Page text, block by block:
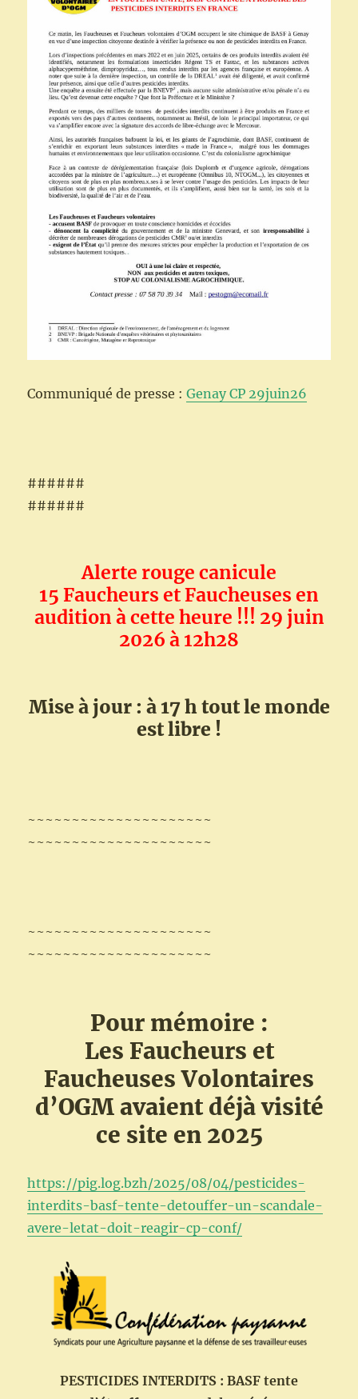
Communiqué de presse :Genay CP 29juin26
######
######
Alerte rouge canicule
15 Faucheurs et Faucheuses en
audition à cette heure !!! 29 juin
2026 à 12h28
Mise à jour : à 17 h tout le monde
est libre !
~~~~~~~~~~~~~~~~~~~~~
~~~~~~~~~~~~~~~~~~~~~
~~~~~~~~~~~~~~~~~~~~~
~~~~~~~~~~~~~~~~~~~~~
Pour mémoire :
Les Faucheurs et
Faucheuses Volontaires
d’OGM avaient déjà visité
ce site en 2025
https://pig.log.bzh/2025/08/04/pesticides-
interdits-basf-tente-detouffer-un-scandale-
avere-letat-doit-reagir-cp-conf/
PESTICIDES INTERDITS : BASF tente